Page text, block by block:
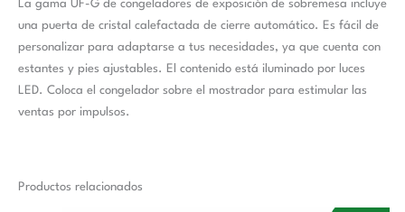
La gama UF-G de congeladores de exposición de sobremesa incluye
una puerta de cristal calefactada de cierre automático. Es fácil de
personalizar para adaptarse a tus necesidades, ya que cuenta con
estantes y pies ajustables. El contenido está iluminado por luces
LED. Coloca el congelador sobre el mostrador para estimular las
ventas por impulsos.
Productos relacionados